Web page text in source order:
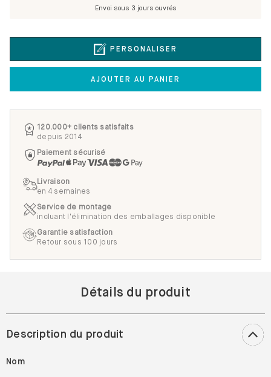
PERSONALISER
AJOUTER AU PANIER
Envoi sous 3 jours ouvrés
120.000+ clients satisfaits
depuis 2014
Paiement sécurisé
Livraison
en 4 semaines
Service de montage
incluant l'élimination des emballages disponible
Garantie satisfaction
Retour sous 100 jours
Détails du produit
Description du produit
Nom